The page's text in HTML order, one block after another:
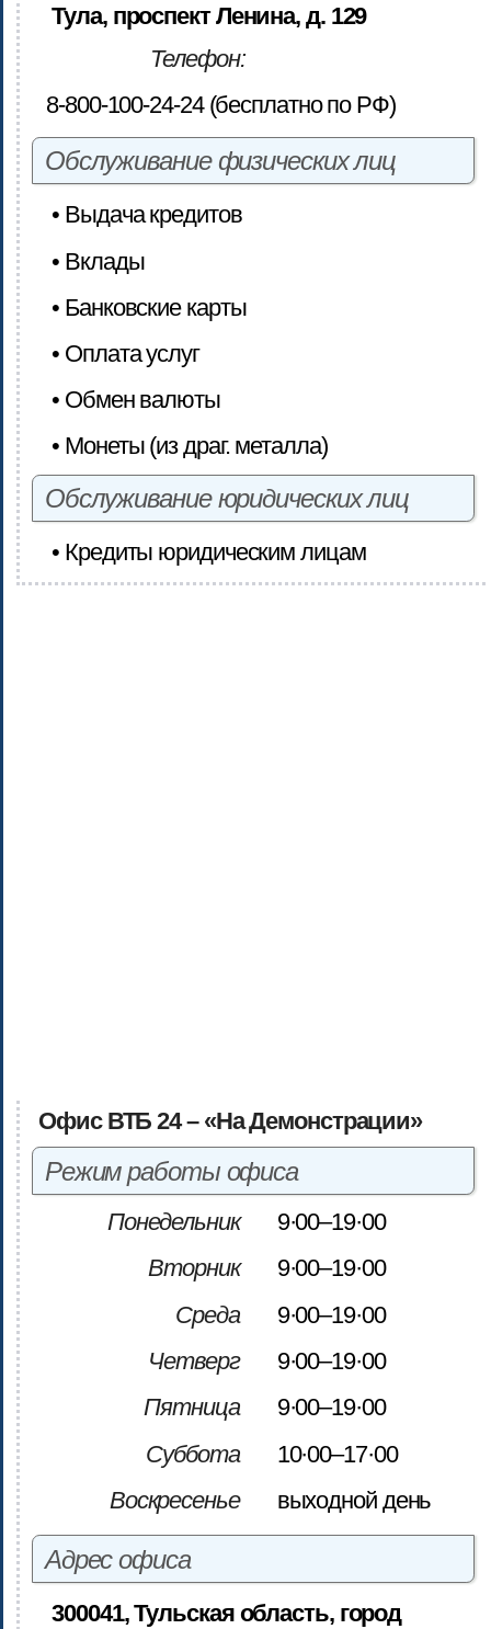
Тула, проспект Ленина, д. 129
Телефон:
8-800-100-24-24 (бесплатно по РФ)
Обслуживание физических лиц
• Выдача кредитов
• Вклады
• Банковские карты
• Оплата услуг
• Обмен валюты
• Монеты (из драг. металла)
Обслуживание юридических лиц
• Кредиты юридическим лицам
Офис ВТБ 24 – «На Демонстрации»
Режим работы офиса
Понедельник
9·00–19·00
Вторник
9·00–19·00
Среда
9·00–19·00
Четверг
9·00–19·00
Пятница
9·00–19·00
Суббота
10·00–17·00
Воскресенье
выходной день
Адрес офиса
300041, Тульская область, город